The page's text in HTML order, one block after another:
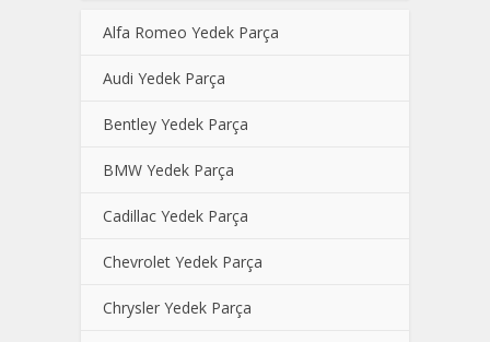
Alfa Romeo Yedek Parça
Audi Yedek Parça
Bentley Yedek Parça
BMW Yedek Parça
Cadillac Yedek Parça
Chevrolet Yedek Parça
Chrysler Yedek Parça